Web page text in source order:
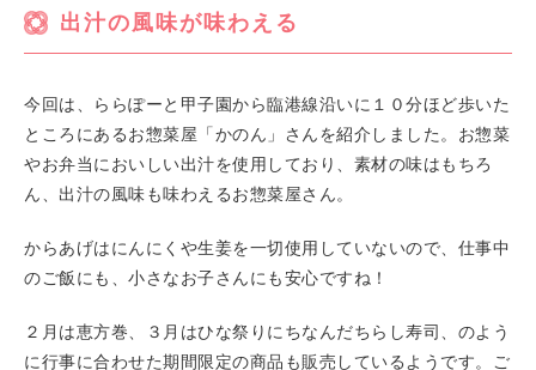
出汁の風味が味わえる
今回は、ららぽーと甲子園から臨港線沿いに１０分ほど歩いた
ところにあるお惣菜屋「かのん」さんを紹介しました。お惣菜
やお弁当においしい出汁を使用しており、素材の味はもちろ
ん、出汁の風味も味わえるお惣菜屋さん。
からあげはにんにくや生姜を一切使用していないので、仕事中
のご飯にも、小さなお子さんにも安心ですね！
２月は恵方巻、３月はひな祭りにちなんだちらし寿司、のよう
に行事に合わせた期間限定の商品も販売しているようです。ご